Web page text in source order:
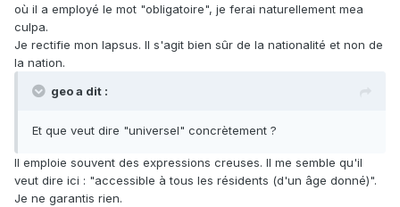
où il a employé le mot "obligatoire", je ferai naturellement mea
culpa.
Je rectifie mon lapsus. Il s'agit bien sûr de la nationalité et non de
la nation.
geo a dit :
Et que veut dire "universel" concrètement ?
Il emploie souvent des expressions creuses. Il me semble qu'il
veut dire ici : "accessible à tous les résidents (d'un âge donné)".
Je ne garantis rien.